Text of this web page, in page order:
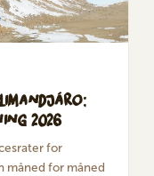
2026
for
måned for måned